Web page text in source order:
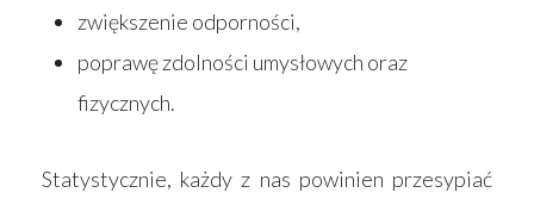
zwiększenie odporności,
poprawę zdolności umysłowych oraz
fizycznych.
Statystycznie, każdy z nas powinien przesypiać